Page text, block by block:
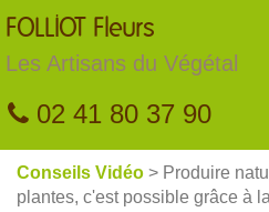
FOLLIOT Fleurs
Les Artisans du Végétal
02 41 80 37 90
Conseils Vidéo > Produire
plantes, c'est possible grâce à